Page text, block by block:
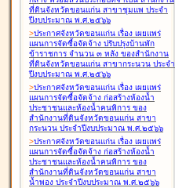
ที่ดินจังหวัดขอนแก่น สาขาชุมแพ ประจำ
ปีงบประมาณ พ.ศ.๒๕๖๖
>ประกาศจังหวัดขอนแก่น เรื่อง เผยแพร่
แผนการจัดซื้อจัดจ้าง ปรับปรุงบ้านพัก
ข้าราชการ จำนวน ๓ หลัง ของสำนักงาน
ที่ดินจังหวัดขอนแก่น สาขากระนวน ประจำ
ปีงบประมาณ พ.ศ.๒๕๖๖
>ประกาศจังหวัดขอนแก่น เรื่อง เผยแพร่
แผนการจัดซื้อจัดจ้าง ก่อสร้างห้องน้ำ
ประชาชนและห้องน้ำคนพิการ ของ
สำนักงานที่ดินจังหวัดขอนแก่น สาขา
กระนวน ประจำปีงบประมาณ พ.ศ.๒๕๖๖
>ประกาศจังหวัดขอนแก่น เรื่อง เผยแพร่
แผนการจัดซื้อจัดจ้าง ก่อสร้างห้องน้ำ
ประชาชนและห้องน้ำคนพิการ ของ
สำนักงานที่ดินจังหวัดขอนแก่น สาขา
น้ำพอง ประจำปีงบประมาณ พ.ศ.๒๕๖๖